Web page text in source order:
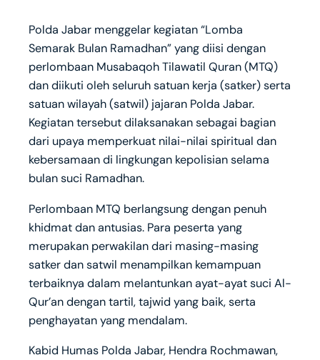
Polda Jabar menggelar kegiatan “Lomba
Semarak Bulan Ramadhan” yang diisi dengan
perlombaan Musabaqoh Tilawatil Quran (MTQ)
dan diikuti oleh seluruh satuan kerja (satker) serta
satuan wilayah (satwil) jajaran Polda Jabar.
Kegiatan tersebut dilaksanakan sebagai bagian
dari upaya memperkuat nilai-nilai spiritual dan
kebersamaan di lingkungan kepolisian selama
bulan suci Ramadhan.
Perlombaan MTQ berlangsung dengan penuh
khidmat dan antusias. Para peserta yang
merupakan perwakilan dari masing-masing
satker dan satwil menampilkan kemampuan
terbaiknya dalam melantunkan ayat-ayat suci Al-
Qur’an dengan tartil, tajwid yang baik, serta
penghayatan yang mendalam.
Kabid Humas Polda Jabar, Hendra Rochmawan,